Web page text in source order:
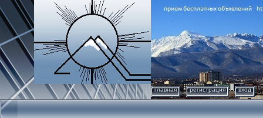
главная регистрация вход